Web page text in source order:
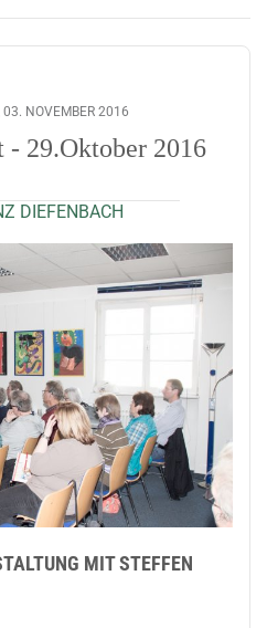
03. NOVEMBER 2016
- 29.Oktober 2016
DIEFENBACH
MIT STEFFEN